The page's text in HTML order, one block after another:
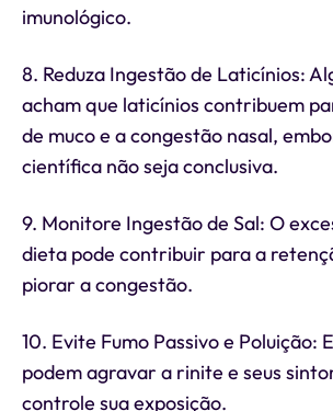
imunológico.
8. Reduza Ingestão de Laticínios:
acham que laticínios contribuem
de muco e a congestão nasal,
científica não seja conclusiva.
9. Monitore Ingestão de Sal: O
dieta pode contribuir para a
piorar a congestão.
10. Evite Fumo Passivo e Poluição:
podem agravar a rinite e seus
controle sua exposição.